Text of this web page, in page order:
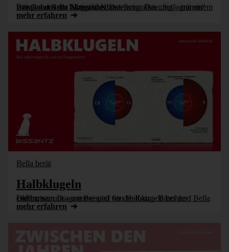
Bürohund Bella bloggt über Datenvisualisierung – mit einem Beispiel aus der Aktienkursdarstellung: Das „Seifogramm“ von Gabor zum Wirecard-Kurs.
mehr erfahren
Bella berät
Halbklugeln
Die meisten Diagramme sind für die Katz – Bürohund Bella erklärt, warum – am Beispiel von Halbkugeln bei der Lufthansa.
mehr erfahren